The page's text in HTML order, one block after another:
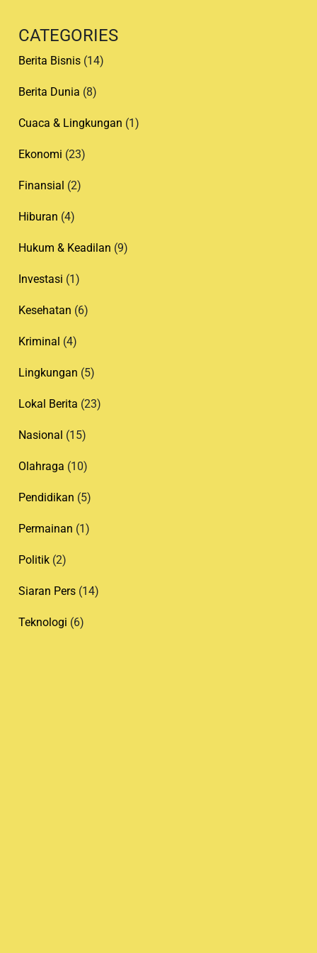
CATEGORIES
Berita Bisnis (14)
Berita Dunia (8)
Cuaca & Lingkungan (1)
Ekonomi (23)
Finansial (2)
Hiburan (4)
Hukum & Keadilan (9)
Investasi (1)
Kesehatan (6)
Kriminal (4)
Lingkungan (5)
Lokal Berita (23)
Nasional (15)
Olahraga (10)
Pendidikan (5)
Permainan (1)
Politik (2)
Siaran Pers (14)
Teknologi (6)